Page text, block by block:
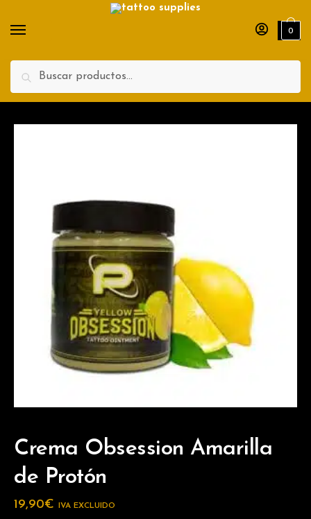
Search
0
Crema Obsession Amarilla
de Protón
19,90€ IVA EXCLUIDO
Enviar